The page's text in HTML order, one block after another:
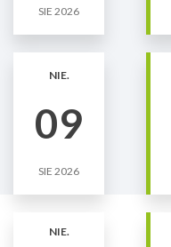
SIE 2026
NIE.
09
SIE 2026
NIE.